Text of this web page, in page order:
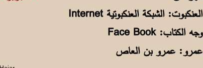
العنكبوت: الشبكة العنكبوتية Internet
وجه الكتاب: Face Book
عمرو: عمرو بن العاص